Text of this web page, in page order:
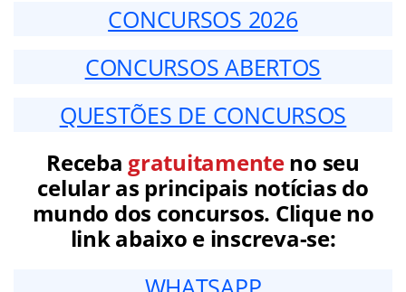
CONCURSOS 2026
CONCURSOS ABERTOS
QUESTÕES DE CONCURSOS
Receba gratuitamenteno seu
celular as principais notícias do
mundo dos concursos. Clique no
link abaixo e inscreva-se: